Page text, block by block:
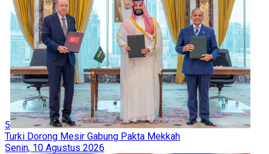
5
Turki Dorong Mesir Gabung Pakta Mekkah
Senin, 10 Agustus 2026